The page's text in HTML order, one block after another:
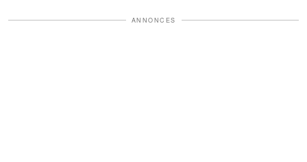
ANNONCES